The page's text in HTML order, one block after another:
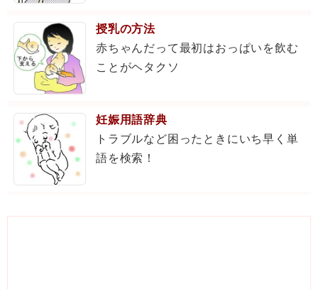
授乳の方法
赤ちゃんだって最初はおっぱいを飲む
ことがヘタクソ
妊娠用語辞典
トラブルなど困ったときにいち早く単
語を検索！